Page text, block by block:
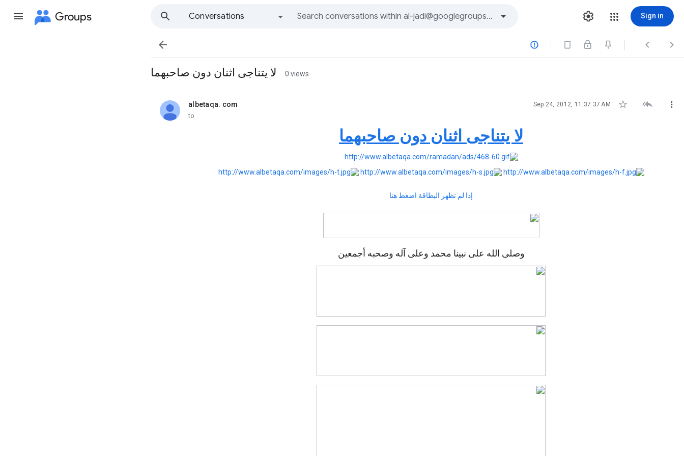
Groups
Conversations
Sign in
   
لا يتناجى اثنان دون صاحبهما 0 views
albetaqa. com
unread, Sep 24, 2012, 11:37:37 AM   
to
لا يتناجى اثنان دون صاحبهما
إذا لم تظهر البطاقة اضغط هنا
وصلى الله على نبينا محمد وعلى آله وصحبه أجمعين